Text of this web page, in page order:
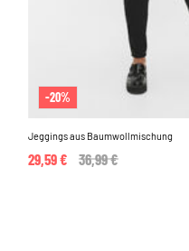
-20%
Jeggings aus Baumwollmischung
Price reduced from
36,99 €
29,59 €